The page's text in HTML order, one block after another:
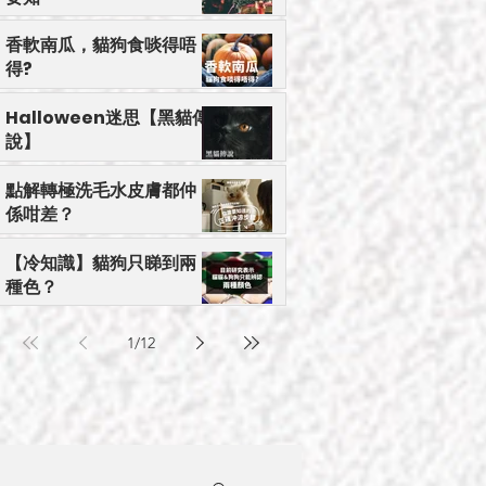
香軟南瓜，貓狗食啖得唔
得?
Halloween迷思【黑貓傳
說】
點解轉極洗毛水皮膚都仲
係咁差？
【冷知識】貓狗只睇到兩
種色？
1/12